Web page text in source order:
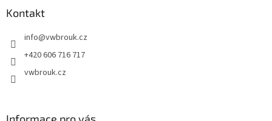
Kontakt
info@vwbrouk.cz
+420 606 716 717
vwbrouk.cz